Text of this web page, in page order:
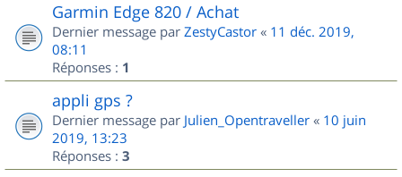
Garmin Edge 820 / Achat
Dernier message par ZestyCastor « 11 déc. 2019,
08:11
Réponses : 1
appli gps ?
Dernier message par Julien_Opentraveller « 10 juin
2019, 13:23
Réponses : 3